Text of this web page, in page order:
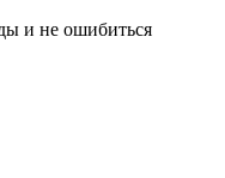
и не ошибиться